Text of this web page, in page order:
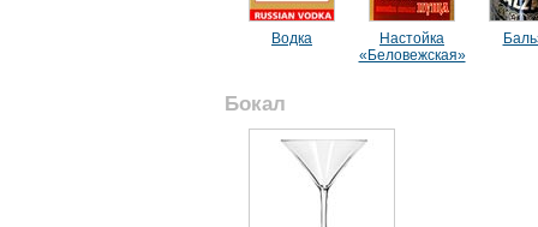
Водка
Настойка
«Беловежская»
Бокал